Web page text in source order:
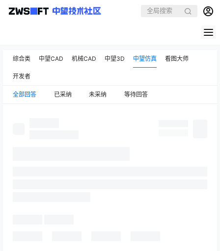
综合类 中望CAD 机械CAD 中望3D 中望仿真 看图大师
开发者
全部回答 已采纳 未采纳 等待回答